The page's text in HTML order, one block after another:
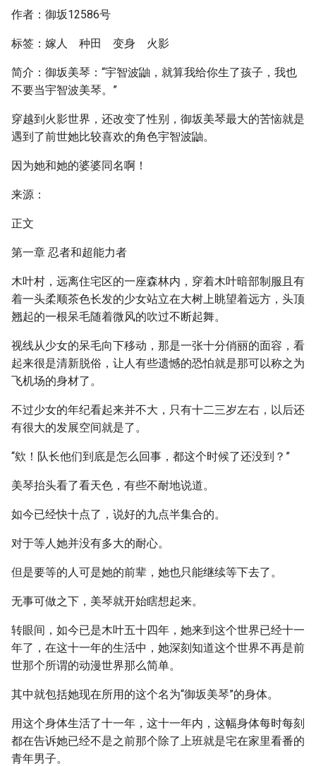
作者：御坂12586号
标签：嫁人 种田 变身 火影
简介：御坂美琴：“宇智波鼬，就算我给你生了孩子，我也
不要当宇智波美琴。”
穿越到火影世界，还改变了性别，御坂美琴最大的苦恼就是
遇到了前世她比较喜欢的角色宇智波鼬。
因为她和她的婆婆同名啊！
来源：
正文
第一章 忍者和超能力者
木叶村，远离住宅区的一座森林内，穿着木叶暗部制服且有
着一头柔顺茶色长发的少女站立在大树上眺望着远方，头顶
翘起的一根呆毛随着微风的吹过不断起舞。
视线从少女的呆毛向下移动，那是一张十分俏丽的面容，看
起来很是清新脱俗，让人有些遗憾的恐怕就是那可以称之为
飞机场的身材了。
不过少女的年纪看起来并不大，只有十二三岁左右，以后还
有很大的发展空间就是了。
“欸！队长他们到底是怎么回事，都这个时候了还没到？”
美琴抬头看了看天色，有些不耐地说道。
如今已经快十点了，说好的九点半集合的。
对于等人她并没有多大的耐心。
但是要等的人可是她的前辈，她也只能继续等下去了。
无事可做之下，美琴就开始瞎想起来。
转眼间，如今已是木叶五十四年，她来到这个世界已经十一
年了，在这十一年的生活中，她深刻知道这个世界不再是前
世那个所谓的动漫世界那么简单。
其中就包括她现在所用的这个名为“御坂美琴”的身体。
用这个身体生活了十一年，这十一年内，这幅身体每时每刻
都在告诉她已经不是之前那个除了上班就是宅在家里看番的
青年男子。